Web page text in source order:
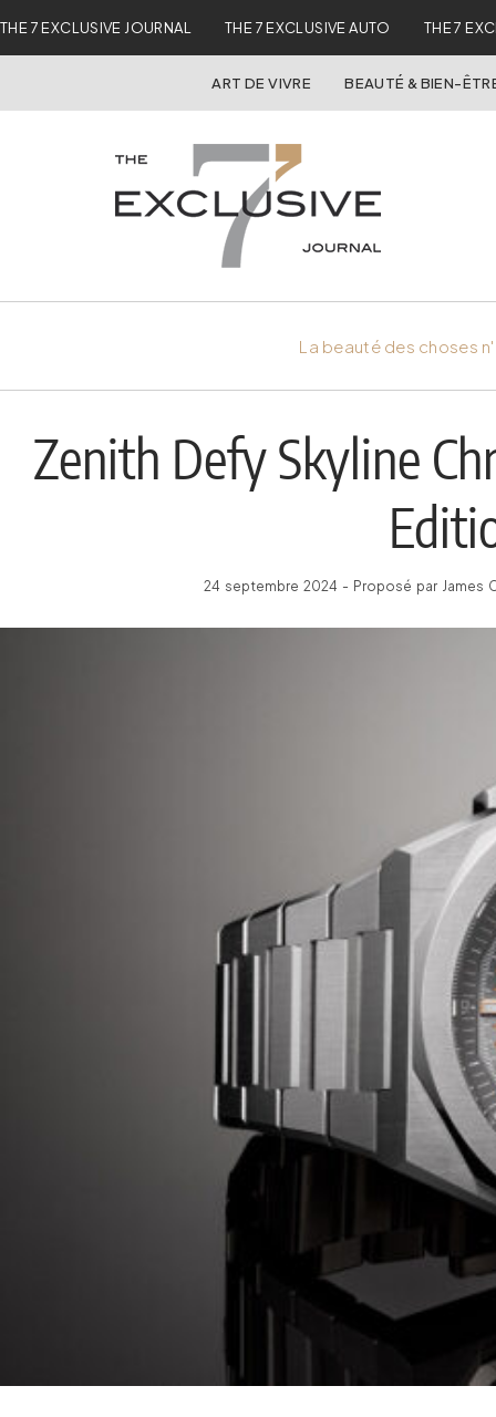
THE 7 EXCLUSIVE JOURNAL THE 7 EXCLUSIVE AUTO THE 7
ART DE VIVRE BEAUTÉ & BIEN-
La beauté des choses
Zenith Defy Skyline
24 septembre 2024 - Proposé par James